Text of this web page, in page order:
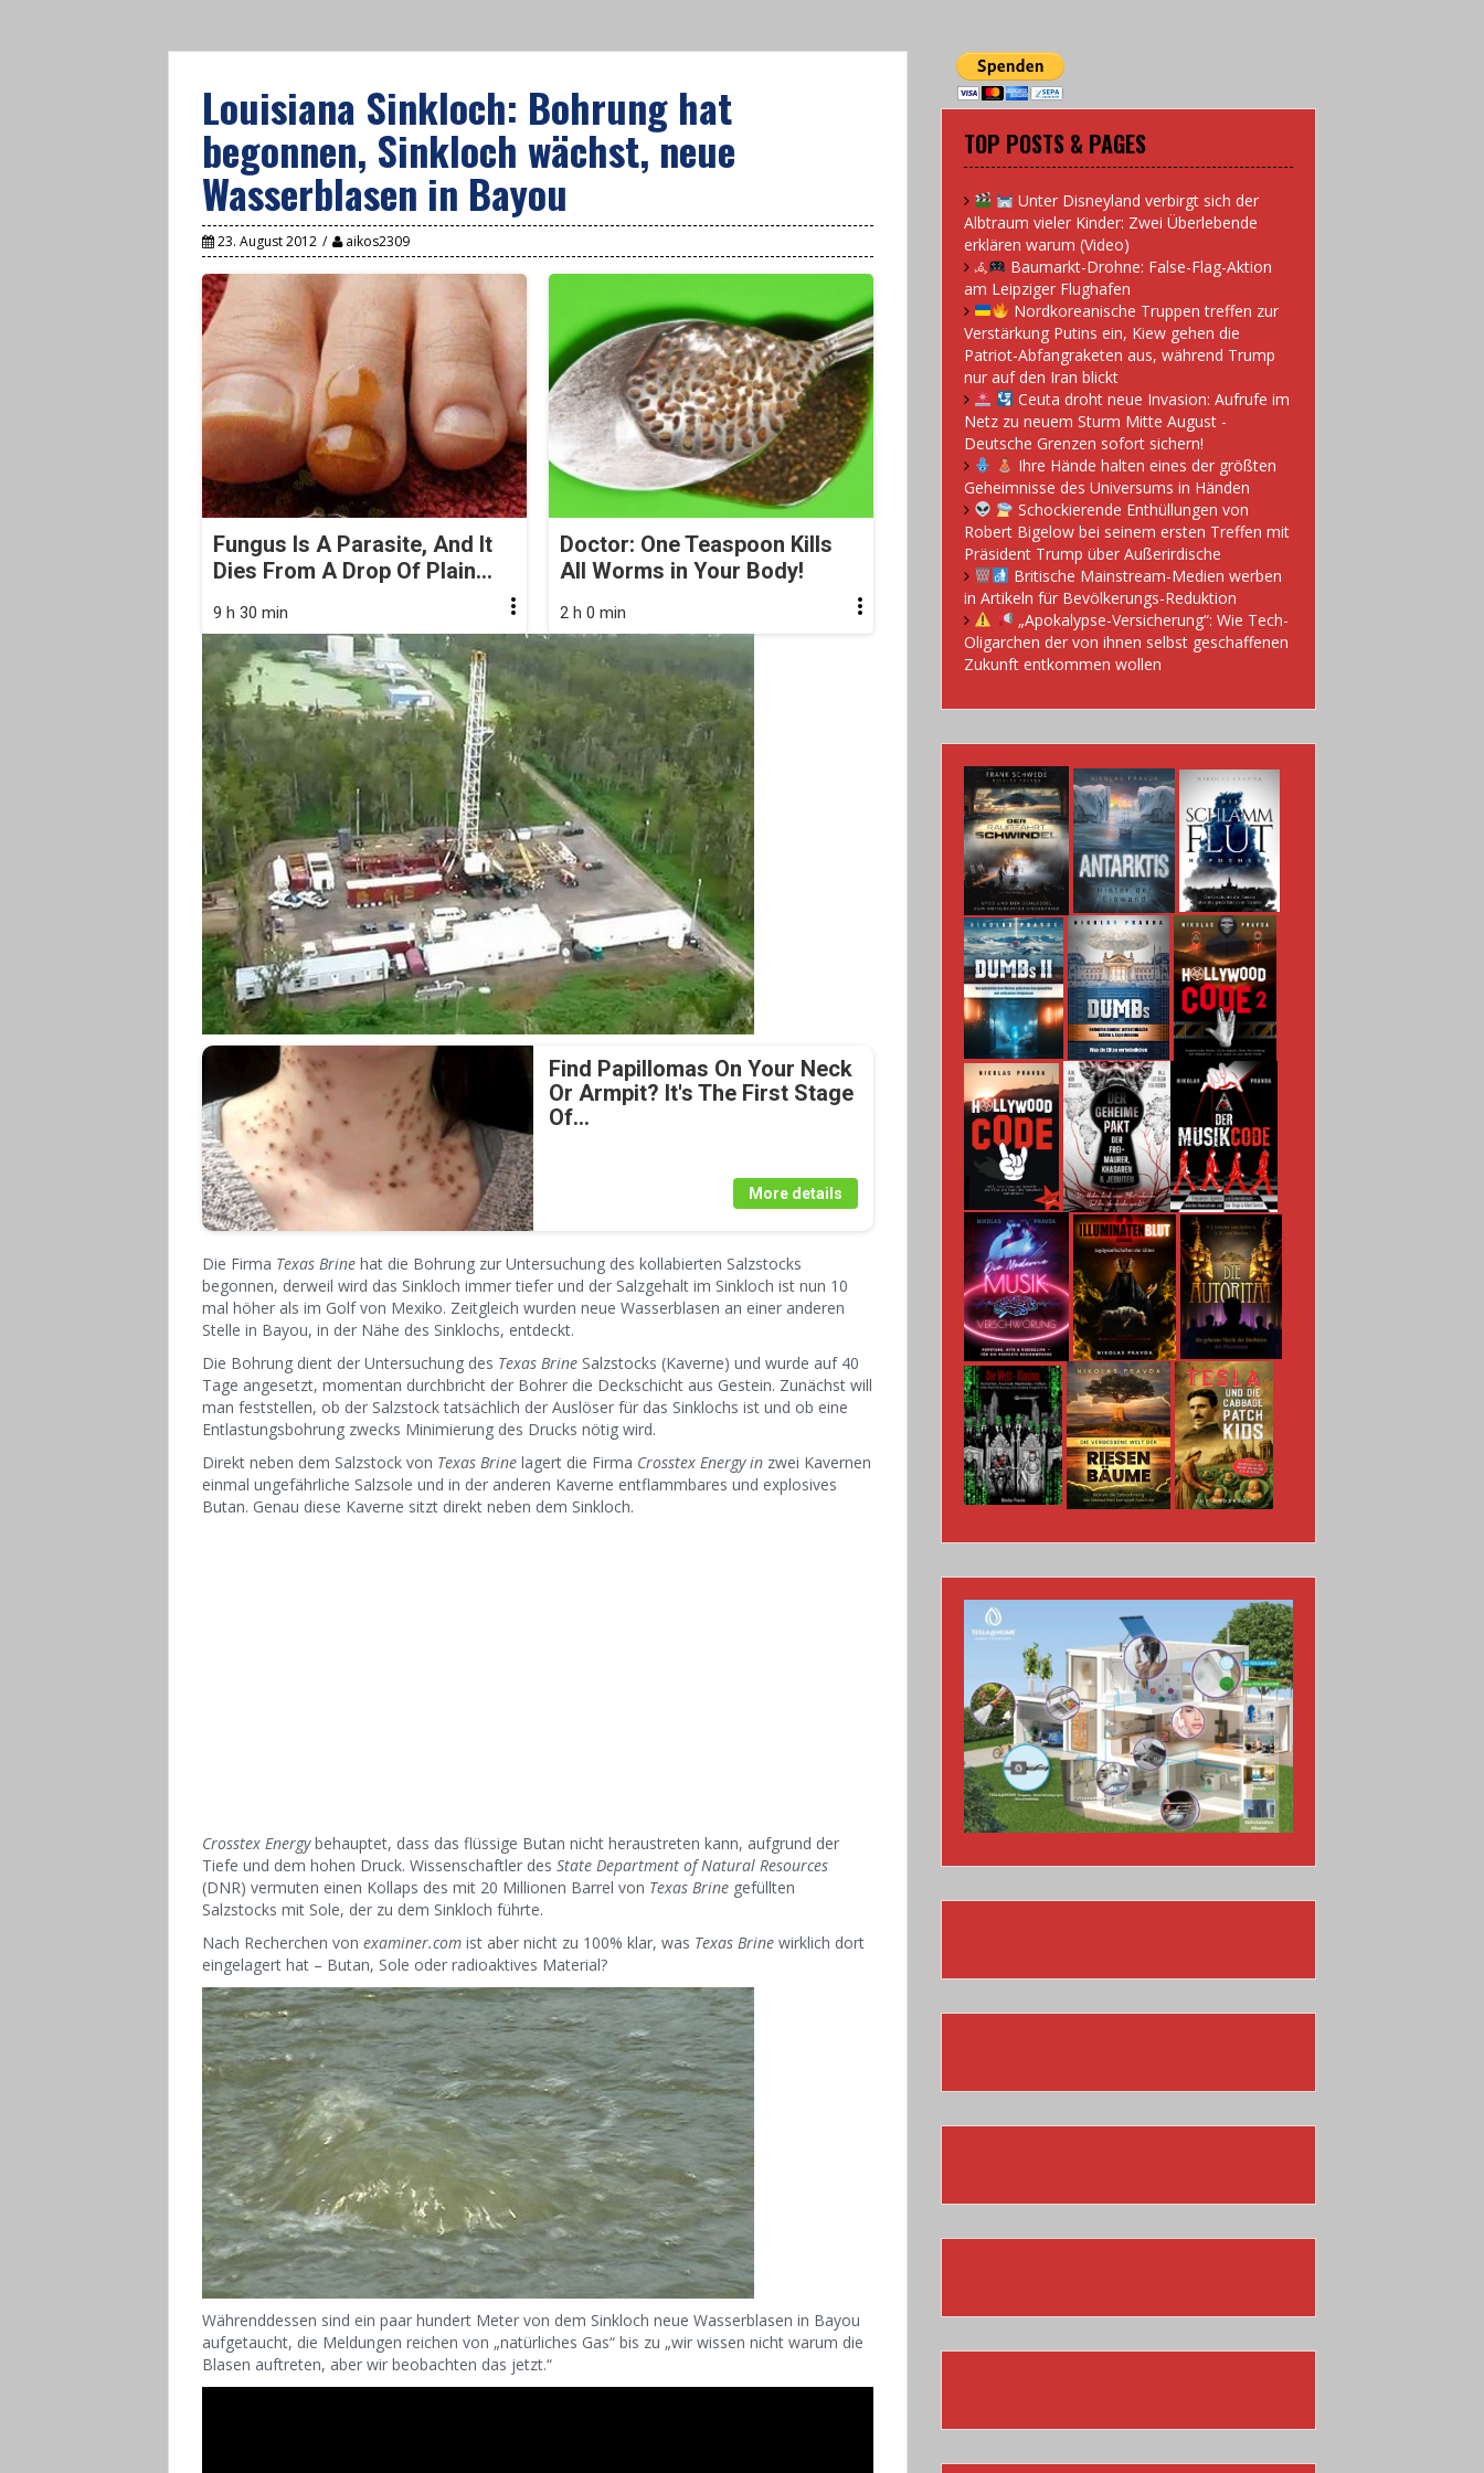
Louisiana Sinkloch: Bohrung hat
begonnen, Sinkloch wächst, neue
Wasserblasen in Bayou
23. August 2012 aikos2309
Fungus Is A Parasite, And It
Dies From A Drop Of Plain...
9 h 30 min
Doctor: One Teaspoon Kills
All Worms in Your Body!
2 h 0 min
Find Papillomas On Your Neck
Or Armpit? It's The First Stage
Of...
More details
Die Firma Texas Brine hat die Bohrung zur Untersuchung des kollabierten Salzstocks
begonnen, derweil wird das Sinkloch immer tiefer und der Salzgehalt im Sinkloch ist nun 10
mal höher als im Golf von Mexiko. Zeitgleich wurden neue Wasserblasen an einer anderen
Stelle in Bayou, in der Nähe des Sinklochs, entdeckt.
Die Bohrung dient der Untersuchung des Texas Brine Salzstocks (Kaverne) und wurde auf 40
Tage angesetzt, momentan durchbricht der Bohrer die Deckschicht aus Gestein. Zunächst will
man feststellen, ob der Salzstock tatsächlich der Auslöser für das Sinklochs ist und ob eine
Entlastungsbohrung zwecks Minimierung des Drucks nötig wird.
Direkt neben dem Salzstock von Texas Brine lagert die Firma Crosstex Energy in zwei Kavernen
einmal ungefährliche Salzsole und in der anderen Kaverne entflammbares und explosives
Butan. Genau diese Kaverne sitzt direkt neben dem Sinkloch.
Crosstex Energybehauptet, dass das flüssige Butan nicht heraustreten kann, aufgrund der
Tiefe und dem hohen Druck. Wissenschaftler des State Department of Natural Resources
(DNR) vermuten einen Kollaps des mit 20 Millionen Barrel von Texas Brine gefüllten
Salzstocks mit Sole, der zu dem Sinkloch führte.
Nach Recherchen von examiner.com ist aber nicht zu 100% klar, was Texas Brine wirklich dort
eingelagert hat – Butan, Sole oder radioaktives Material?
Währenddessen sind ein paar hundert Meter von dem Sinkloch neue Wasserblasen in Bayou
aufgetaucht, die Meldungen reichen von „natürliches Gas“ bis zu „wir wissen nicht warum die
Blasen auftreten, aber wir beobachten das jetzt.“
TOP POSTS & PAGES
Unter Disneyland verbirgt sich der
Albtraum vieler Kinder: Zwei Überlebende
erklären warum (Video)
𖥂
Baumarkt-Drohne: False-Flag-Aktion
am Leipziger Flughafen
Nordkoreanische Truppen treffen zur
Verstärkung Putins ein, Kiew gehen die
Patriot-Abfangraketen aus, während Trump
nur auf den Iran blickt
Ceuta droht neue Invasion: Aufrufe im
Netz zu neuem Sturm Mitte August -
Deutsche Grenzen sofort sichern!
Ihre Hände halten eines der größten
Geheimnisse des Universums in Händen
Schockierende Enthüllungen von
Robert Bigelow bei seinem ersten Treffen mit
Präsident Trump über Außerirdische
Britische Mainstream-Medien werben
in Artikeln für Bevölkerungs-Reduktion
„Apokalypse-Versicherung“: Wie Tech-
Oligarchen der von ihnen selbst geschaffenen
Zukunft entkommen wollen